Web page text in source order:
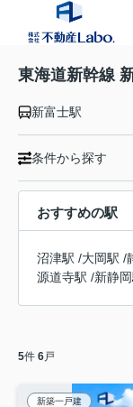
東海道新幹線
新富士駅
条件から探す
おすすめの駅
沼津駅 /大岡駅 /
源道寺駅 /新静
5件 6戸
新築一戸建